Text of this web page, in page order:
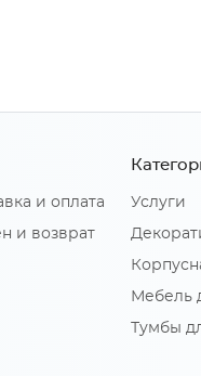
и оплата
и возврат
Услуги
Мебель
Тумбы